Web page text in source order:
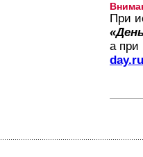
При
а при
day.ru